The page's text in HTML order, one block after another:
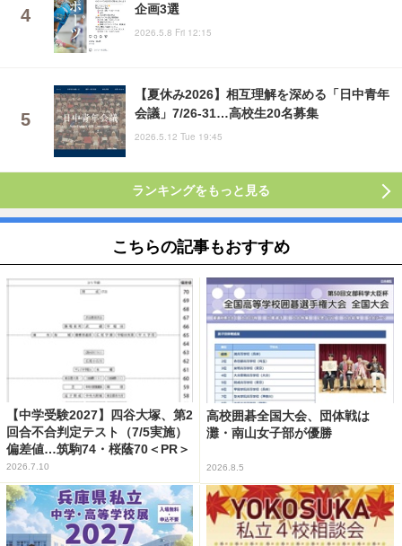
企画3選
2026.5.8 Fri 12:15
【夏休み2026】相互理解を深める「日中青年
会議」7/26-31…高校生20名募集
2026.5.12 Tue 19:45
ランキングをもっと見る
こちらの記事もおすすめ
【中学受験2027】四谷大塚、第2
回合不合判定テスト（7/5実施）
偏差値…筑駒74・桜蔭70＜PR＞
2026.7.10
高校囲碁全国大会、団体戦は
灘・南山女子部が優勝
2026.8.5